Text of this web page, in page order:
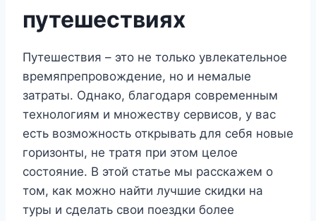
путешествиях
Путешествия – это не только увлекательное
времяпрепровождение, но и немалые
затраты. Однако, благодаря современным
технологиям и множеству сервисов, у вас
есть возможность открывать для себя новые
горизонты, не тратя при этом целое
состояние. В этой статье мы расскажем о
том, как можно найти лучшие скидки на
туры и сделать свои поездки более